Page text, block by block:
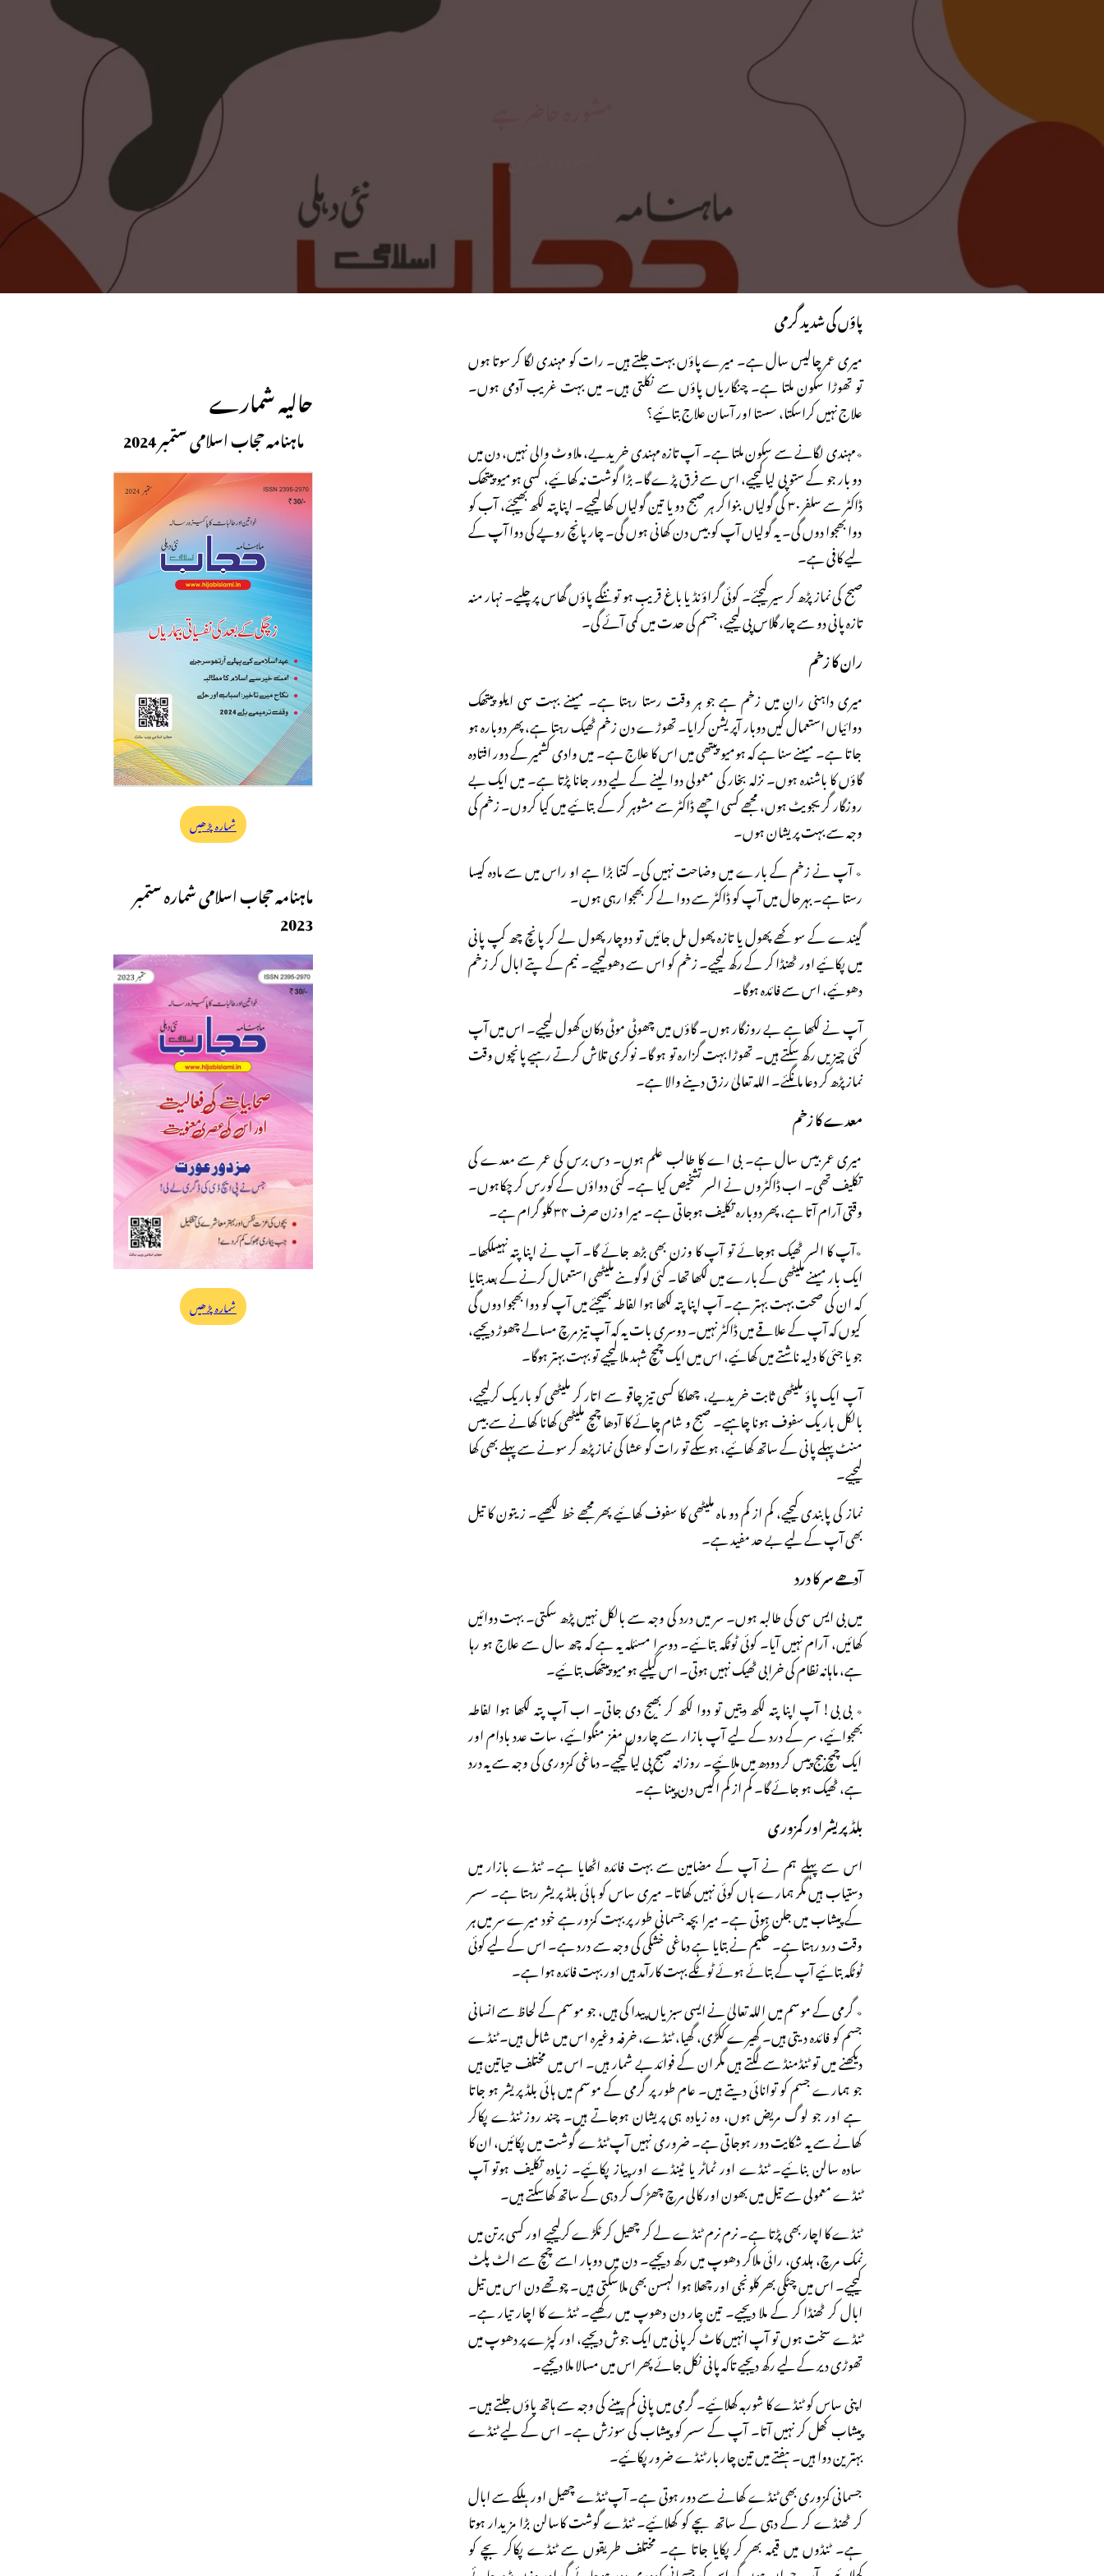
صغیرہ بانو شیریں
پاؤں کی شدید گرمی
میری عمر چالیس سال ہے۔ میرے پاؤں بہت جلتے ہیں۔ رات کو مہندی لگا کر سوتا ہوں
تو تھوڑا سکون ملتا ہے۔ چنگاریاں پاؤں سے نکلتی ہیں۔ میں بہت غریب آدمی ہوں۔
علاج نہیں کراسکتا، سستا اور آسان علاج بتائیے؟
٭مہندی لگانے سے سکون ملتا ہے۔ آپ تازہ مہندی خریدیے، ملاوٹ والی نہیں، دن میں
دو بار جو کے ستو پی لیا کیجیے، اس سے فرق پڑے گا۔ بڑا گوشت نہ کھائیے، کسی ہومیو پیتھک
ڈاکٹر سے سلفر۳۰ کی گولیاں بنوا کر ہر صبح دو یا تین گولیاں کھا لیجیے۔ اپنا پتہ لکھ بھیجئے، آب کو
دوا بھجوا دوں گی۔ یہ گولیاں آپ کو بیس دن کھانی ہوں گی۔ چار پانچ روپے کی دوا آپ کے
لیے کافی ہے۔
صبح کی نماز پڑھ کر سیر کیجئے۔ کوئی گراؤنڈ یا باغ قریب ہو تو ننگے پاؤں گھاس پر چلیے۔ نہار منہ
تازہ پانی دو سے چار گلاس پی لیجیے، جسم کی حدت میں کمی آئے گی۔
ران کا زخم
میری داہنی ران میں زخم ہے جو ہر وقت رستا رہتا ہے۔ میںنے بہت سی ایلو پیتھک
دوائیاں استعمال کیں دوبار آپریشن کرایا۔ تھوڑے دن زخم ٹھیک رہتا ہے، پھر دوبارہ ہو
جاتا ہے۔ میںنے سنا ہے کہ ہومیو پیتھی میں اس کا علاج ہے۔ میں وادی کشمیر کے دور افتادہ
گاؤں کا باشندہ ہوں۔ نزلہ بخار کی معمولی دوا لینے کے لیے دور جانا پڑتا ہے۔ میں ایک بے
روزگار گریجویٹ ہوں، مجھے کسی اچھے ڈاکٹر سے مشوہر کر کے بتائیے میں کیا کروں۔ زخم کی
وجہ سے بہت پریشان ہوں۔
٭ آپ نے زخم کے بارے میں وضاحت نہیں کی۔ کتنا بڑا ہے او راس میں سے مادہ کیسا
رستا ہے۔ بہرحال میں آپ کو ڈاکٹر سے دوا لے کر بھجوا رہی ہوں۔
گیندے کے سوکھے پھول یا تازہ پھول مل جائیں تو دوچار پھول لے کر پانچ چھ کپ پانی
میں پکائیے اور ٹھنڈا کر کے رکھ لیجیے۔ زخم کو اس سے دھولیجیے۔ نیم کے پتے ابال کر زخم
دھوئیے، اس سے فائدہ ہوگا۔
آپ نے لکھا ہے بے روزگار ہوں۔ گاؤں میں چھوٹی موٹی دکان کھول لیجیے۔ اس میں آپ
کئی چیزیں رکھ سکتے ہیں۔ تھوڑا بہت گزارہ تو ہو گا۔ نوکری تلاش کرتے رہیے پانچوں وقت
نماز پڑھ کر دعا مانگئے۔ اللہ تعالیٰ رزق دینے والا ہے۔
معدے کا زخم
میری عمر بیس سال ہے۔ بی اے کا طالب علم ہوں۔ دس برس کی عمر سے معدے کی
تکلیف تھی۔ اب ڈاکٹروں نے السر تشخیص کیا ہے۔ کئی دواؤں کے کورس کر چکاہوں۔
وقتی آرام آتا ہے، پھر دوبارہ تکلیف ہوجاتی ہے۔ میرا وزن صرف ۳۴ کلو گرام ہے۔
٭آپ کا السر ٹھیک ہوجائے تو آپ کا وزن بھی بڑھ جائے گا۔ آپ نے اپنا پتہ نہیںلکھا۔
ایک بار میںنے ملیٹھی کے بارے میں لکھا تھا۔ کئی لوگوںنے ملیٹھی استعمال کرنے کے بعد بتایا
کہ ان کی صحت بہت بہتر ہے۔ آپ اپنا پتہ لکھا ہوا لفاطہ بھیجئے میں آپ کو دوا بھجوا دوں گی
کیوں کہ آپ کے علاقے میں ڈاکٹر نہیں۔ دوسری بات یہ کہ آپ تیز مرچ مسالے چھوڑ دیجیے،
جو یا جئی کا دلیہ ناشتے میں کھائیے، اس میں ایک چمچ شہد ملا لیجیے تو بہت بہتر ہوگا۔
آپ ایک پاؤ ملیٹھی ثابت خریدیے، چھلکا کسی تیز چاقو سے اتار کر ملیٹھی کو باریک کرلیجیے،
بالکل باریک سفوف ہونا چاہیے۔ صبح و شام چائے کا آدھا چمچ ملیٹھی کھانا کھانے سے بیس
منٹ پہلے پانی کے ساتھ کھائیے، ہوسکے تو رات کو عشا کی نماز پڑھ کر سونے سے پہلے بھی کھا
لیجیے۔
نماز کی پابندی کیجیے، کم از کم دو ماہ ملیٹھی کا سفوف کھائیے پھر مجھے خط لکھیے۔ زیتون کا تیل
بھی آپ کے لیے بے حد مفید ہے۔
آدھے سر کا درد
میں بی ایس سی کی طالبہ ہوں۔ سر میں درد کی وجہ سے بالکل نہیں پڑھ سکتی۔ بہت دوائیں
کھائیں، آرام نہیں آیا۔ کوئی ٹوٹکہ بتائیے۔ دوسرا مسئلہ یہ ہے کہ چھ سال سے علاج ہو رہا
ہے، ماہانہ نظام کی خرابی ٹھیک نہیں ہوتی۔ اس کیلیے ہومیو پیتھک بتائیے۔
٭ بی بی! آپ اپنا پتہ لکھ دیتیں تو دوا لکھ کر بھیج دی جاتی۔ اب آپ پتہ لکھا ہوا لفاطہ
بھجوائیے، سر کے درد کے لیے آپ بازار سے چاروں مغز منگوائیے، سات عدد بادام اور
ایک چمچ بیج پیس کر دودھ میں ملائیے۔ روزانہ صبح پی لیا کیجیے۔ دماغی کمزوری کی وجہ سے یہ درد
ہے، ٹھیک ہو جائے گا۔ کم از کم اکیس دن پینا ہے۔
بلڈ پریشر اور کمزوری
اس سے پہلے ہم نے آپ کے مضامین سے بہت فائدہ اٹھایا ہے۔ ٹنڈے بازار میں
دستیاب ہیں مگر ہمارے ہاں کوئی نہیں کھاتا۔ میری ساس کو ہائی بلڈ پریشر رہتا ہے۔ سسر
کے پیشاب میں جلن ہوتی ہے۔ میرا بچہ جسمانی طور پر بہت کمزور ہے خود میرے سر میں ہر
وقت درد رہتا ہے۔ حکیم نے بتایا ہے دماغی خشکی کی وجہ سے درد ہے۔ اس کے لیے کوئی
ٹوٹکہ بتائیے آپ کے بتائے ہوئے ٹوٹکے بہت کارآمد ہیں اور بہت فائدہ ہوا ہے۔
٭ گرمی کے موسم میں اللہ تعالیٰ نے ایسی سبزیاں پیدا کی ہیں، جو موسم کے لحاظ سے انسانی
جسم کو فائدہ دیتی ہیں۔ کھیرے ککڑی، گھیا، ٹنڈے، خرفہ وغیرہ اس میں شامل ہیں۔ ٹنڈے
دیکھنے میں تو ٹنڈمنڈ سے لگتے ہیں مگر ان کے فوائد بے شمار ہیں۔ اس میں مختلف حیاتین ہیں
جو ہمارے جسم کو توانائی دیتے ہیں۔ عام طور پر گرمی کے موسم میں ہائی بلڈ پریشر ہو جاتا
ہے اور جو لوگ مریض ہوں، وہ زیادہ ہی پریشان ہوجاتے ہیں۔ چند روز ٹنڈے پکاکر
کھانے سے یہ شکایت دور ہوجاتی ہے۔ ضروری نہیں آپ ٹنڈے گوشت میں پکائیں، ان کا
سادہ سالن بنائیے۔ ٹنڈے اور ٹماٹر یا ٹینڈے اور پیاز پکائیے۔ زیادہ تکلیف ہوتو آپ
ٹنڈے معمولی سے تیل میں بھون اور کالی مرچ چھڑک کر دہی کے ساتھ کھاسکتے ہیں۔
ٹنڈے کا اچار بھی پڑتا ہے۔ نرم نرم ٹنڈے لے کر چھیل کر ٹکڑے کرلیجیے اور کسی برتن میں
نمک مرچ، ہلدی، رائی ملاکر دھوپ میں رکھ دیجیے۔ دن میں دوبار اسے چمچ سے الٹ پلٹ
کیجیے۔ اس میں چٹکی بھر کلونجی اور چھلا ہوا لہسن بھی ملاسکتی ہیں۔ چوتھے دن اس میں تیل
ابال کر ٹھنڈا کر کے ملا دیجیے۔ تین چار دن دھوپ میں رکھیے۔ ٹنڈے کا اچار تیار ہے۔
ٹنڈے سخت ہوں تو آپ انہیں کاٹ کر پانی میں ایک جوش دیجیے، اور کپڑے پر دھوپ میں
تھوڑی دیر کے لیے رکھ دیجیے تاکہ پانی نکل جائے پھر اس میں مسالا ملا دیجیے۔
اپنی ساس کو ٹنڈے کا شوربہ کھلائیے۔ گرمی میں پانی کم پینے کی وجہ سے ہاتھ پاؤں جلتے ہیں۔
پیشاب کھل کر نہیں آتا۔ آپ کے سسر کو پیشاب کی سوزش ہے۔ اس کے لیے ٹنڈے
بہترین دوا ہیں۔ ہفتے میں تین چار بار ٹنڈے ضرور پکائیے۔
جسمانی کمزوری بھی ٹنڈے کھانے سے دور ہوتی ہے۔ آپ ٹنڈے چھیل اور ہلکے سے ابال
کر ٹھنڈے کر کے دہی کے ساتھ بچے کو کھلائیے۔ ٹنڈے گوشت کاسالن بڑا مزیدار ہوتا
ہے۔ ٹنڈوں میں قیمہ بھر کر پکایا جاتا ہے۔ مختلف طریقوں سے ٹنڈے پکاکر بچے کو
حالیہ شمارے
ماہنامہ حجاب اسلامی ستمبر 2024
شمارہ پڑھیں
ماہنامہ حجاب اسلامی شمارہ ستمبر
2023
شمارہ پڑھیں